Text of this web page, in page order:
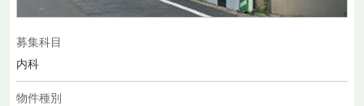
募集科目
内科
物件種別